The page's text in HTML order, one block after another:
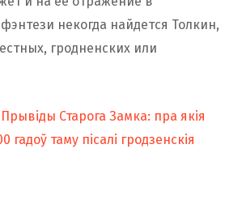
некогда найдется Толкин,
гродненских или
Прывіды Старога Замка: пра якія
гадоў таму пісалі гродзенскія